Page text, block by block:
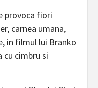
provoca fiori
carnea umana,
in filmul lui Branko
cimbru si